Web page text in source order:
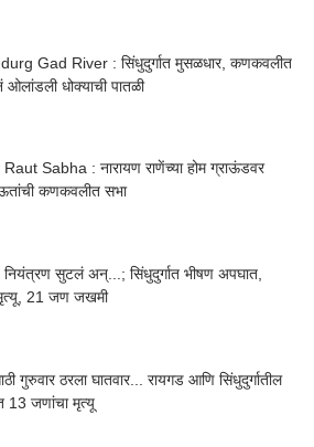
Gad River : सिंधुदुर्गात मुसळधार, कणकवलीत
ओलांडली धोक्याची पातळी
Sabha : नारायण राणेंच्या होम ग्राऊंडवर
कणकवलीत सभा
सुटलं अन्...; सिंधुदुर्गात भीषण अपघात,
मृत्यू, 21 जण जखमी
गुरुवार ठरला घातवार... रायगड आणि सिंधुदुर्गातील
13 जणांचा मृत्यू